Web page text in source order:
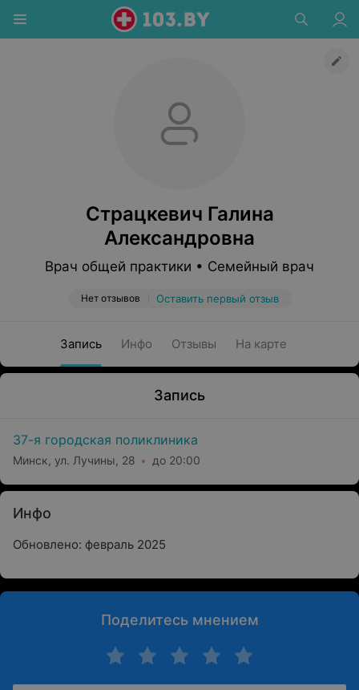
Страцкевич Галина
Александровна
Врач общей практики • Семейный врач
Нет отзывов Оставить первый отзыв
Запись Инфо Отзывы На карте
Запись
37-я городская поликлиника
Минск, ул. Лучины, 28 до 20:00
Инфо
Обновлено: февраль 2025
Поделитесь мнением